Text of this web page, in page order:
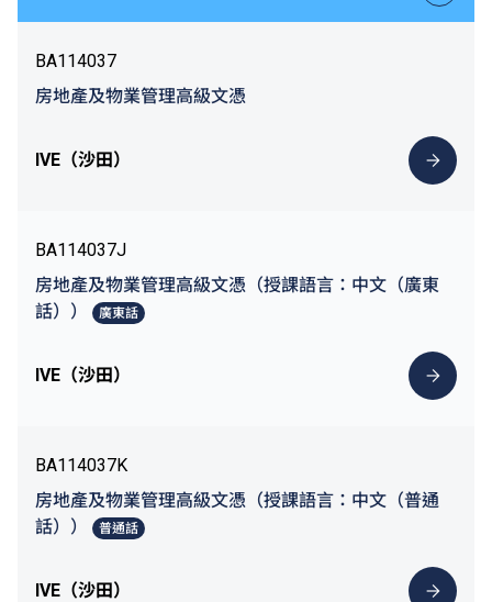
BA114037
房地產及物業管理高級文憑
IVE（沙田）
BA114037J
房地產及物業管理高級文憑（授課語言：中文（廣東
話））
廣東話
IVE（沙田）
BA114037K
房地產及物業管理高級文憑（授課語言：中文（普通
話））
普通話
IVE（沙田）